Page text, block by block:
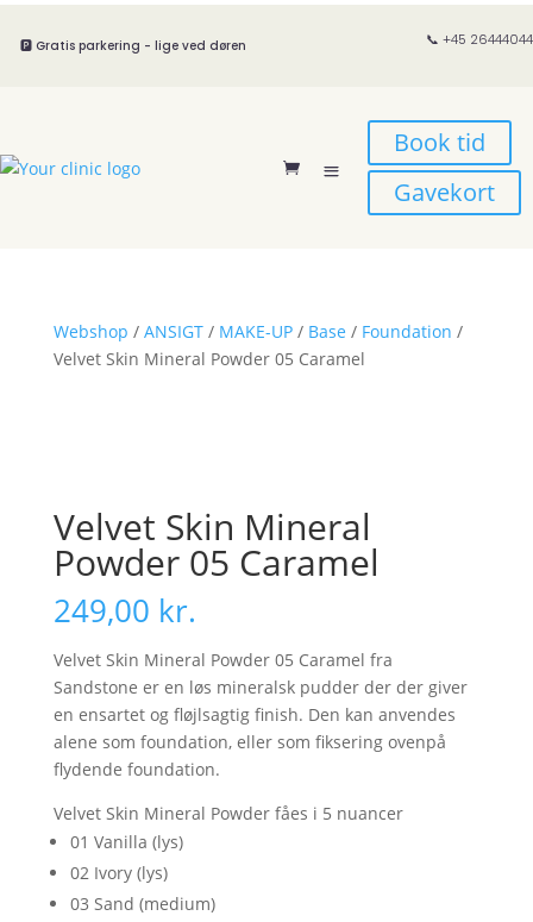
🅿️ Gratis parkering - lige ved døren 📞 +45 26444044
Book tid
Gavekort
Webshop / ANSIGT/ MAKE-UP/ Base / Foundation /
Velvet Skin Mineral Powder 05 Caramel
Velvet Skin Mineral
Powder 05 Caramel
249,00 kr.
Velvet Skin Mineral Powder 05 Caramel fra
Sandstone er en løs mineralsk pudder der der giver
en ensartet og fløjlsagtig finish. Den kan anvendes
alene som foundation, eller som fiksering ovenpå
flydende foundation.
Velvet Skin Mineral Powder fåes i 5 nuancer
01 Vanilla (lys)
02 Ivory (lys)
03 Sand (medium)